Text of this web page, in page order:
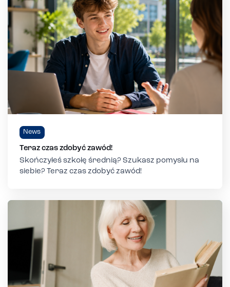
News
Teraz czas zdobyć zawód!
Skończyłeś szkołę średnią? Szukasz pomysłu na
siebie? Teraz czas zdobyć zawód!